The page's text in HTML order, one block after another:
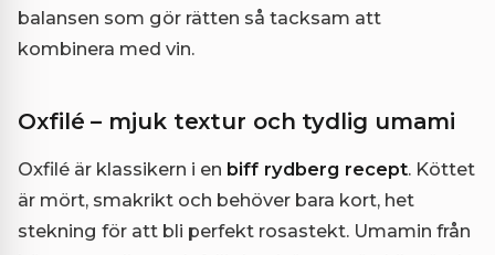
balansen som gör rätten så tacksam att
kombinera med vin.
Oxfilé – mjuk textur och tydlig umami
Oxfilé är klassikern i en biff rydberg recept. Köttet
är mört, smakrikt och behöver bara kort, het
stekning för att bli perfekt rosastekt. Umamin från